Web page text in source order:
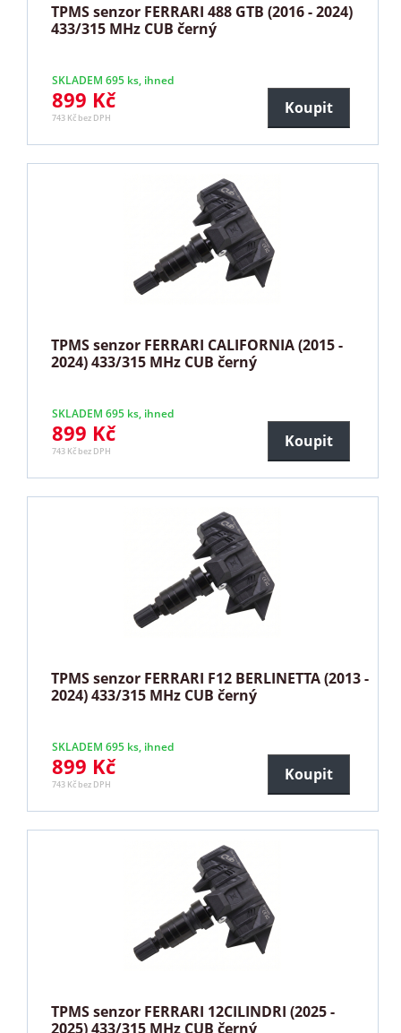
TPMS senzor FERRARI 488 GTB (2016 - 2024)
433/315 MHz CUB černý
SKLADEM 695 ks, ihned
899 Kč
743 Kč bez DPH
Koupit
TPMS senzor FERRARI CALIFORNIA (2015 -
2024) 433/315 MHz CUB černý
SKLADEM 695 ks, ihned
899 Kč
743 Kč bez DPH
Koupit
TPMS senzor FERRARI F12 BERLINETTA (2013 -
2024) 433/315 MHz CUB černý
SKLADEM 695 ks, ihned
899 Kč
743 Kč bez DPH
Koupit
TPMS senzor FERRARI 12CILINDRI (2025 -
2025) 433/315 MHz CUB černý